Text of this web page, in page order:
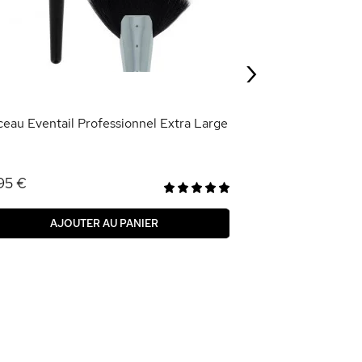
Eventail Professionnel Extra Large
€
AJOUTER AU PANIER
›